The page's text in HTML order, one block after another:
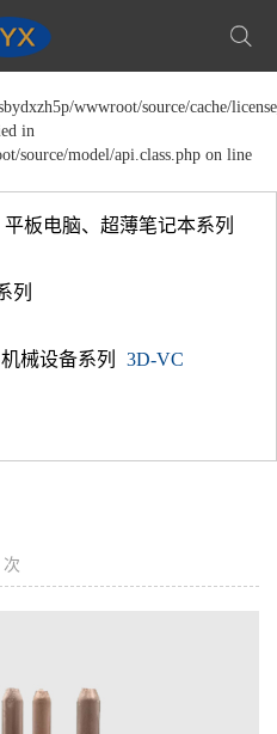
wwwroot/source/cache/
in
source/model/api.class.php on line
板电脑、超薄笔记本系列
列
械设备系列 3D-VC
次